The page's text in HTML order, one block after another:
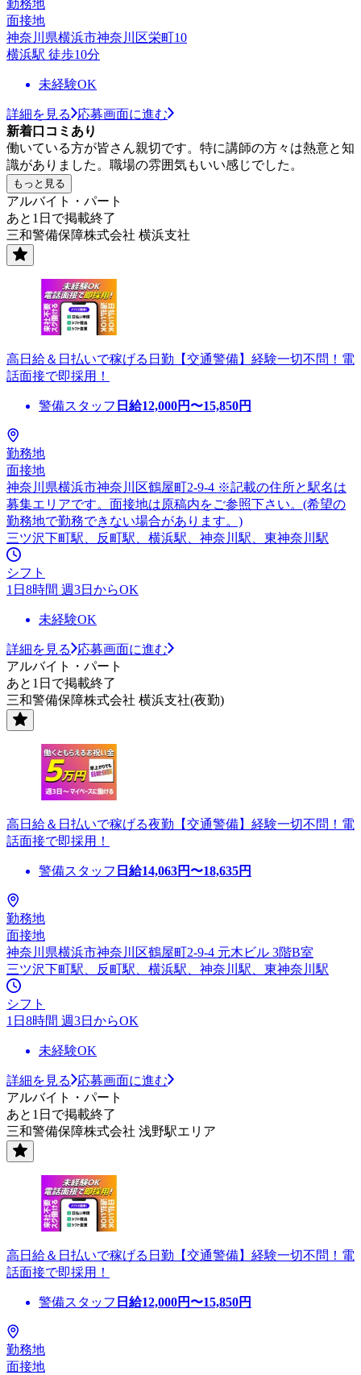
勤務地
面接地
神奈川県横浜市神奈川区栄町10
横浜駅 徒歩10分
未経験OK
詳細を見る
応募画面に進む
新着口コミあり
働いている方が皆さん親切です。特に講師の方々は熱意と知
識がありました。職場の雰囲気もいい感じでした。
もっと見る
アルバイト・パート
あと1日で掲載終了
三和警備保障株式会社 横浜支社
高日給＆日払いで稼げる日勤【交通警備】経験一切不問！電
話面接で即採用！
警備スタッフ 日給12,000円〜15,850円
勤務地
面接地
神奈川県横浜市神奈川区鶴屋町2-9-4 ※記載の住所と駅名は
募集エリアです。面接地は原稿内をご参照下さい。(希望の
勤務地で勤務できない場合があります。)
三ツ沢下町駅、反町駅、横浜駅、神奈川駅、東神奈川駅
シフト
1日8時間 週3日からOK
未経験OK
詳細を見る
応募画面に進む
アルバイト・パート
あと1日で掲載終了
三和警備保障株式会社 横浜支社(夜勤)
高日給＆日払いで稼げる夜勤【交通警備】経験一切不問！電
話面接で即採用！
警備スタッフ 日給14,063円〜18,635円
勤務地
面接地
神奈川県横浜市神奈川区鶴屋町2-9-4 元木ビル 3階B室
三ツ沢下町駅、反町駅、横浜駅、神奈川駅、東神奈川駅
シフト
1日8時間 週3日からOK
未経験OK
詳細を見る
応募画面に進む
アルバイト・パート
あと1日で掲載終了
三和警備保障株式会社 浅野駅エリア
高日給＆日払いで稼げる日勤【交通警備】経験一切不問！電
話面接で即採用！
警備スタッフ 日給12,000円〜15,850円
勤務地
面接地